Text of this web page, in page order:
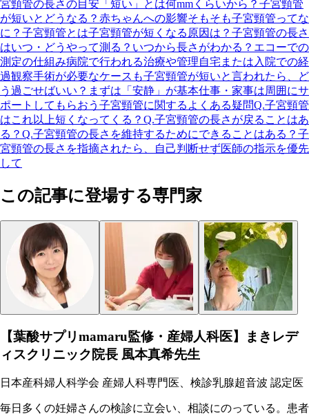
宮頸管の長さの目安 「短い」とは何mmくらいから？ 子宮頸管
が短いとどうなる？赤ちゃんへの影響そもそも子宮頸管ってな
に？ 子宮頸管とは子宮頸管が短くなる原因は？ 子宮頸管の長さ
はいつ・どうやって測る？ いつから長さがわかる？ エコーでの
測定の仕組み病院で行われる治療や管理自宅または入院での経
過観察手術が必要なケースも子宮頸管が短いと言われたら、ど
う過ごせばいい？ まずは「安静」が基本仕事・家事は周囲にサ
ポートしてもらおう 子宮頸管に関するよくある疑問Q.子宮頸管
はこれ以上短くなってくる？ Q.子宮頸管の長さが戻ることはあ
る？ Q.子宮頸管の長さを維持するためにできることはある？ 子
宮頸管の長さを指摘されたら、自己判断せず医師の指示を優先
して
この記事に登場する専門家
【葉酸サプリmamaru監修・産婦人科医】まきレデ
ィスクリニック院長 風本真希先生
日本産科婦人科学会 産婦人科専門医、検診乳腺超音波 認定医
毎日多くの妊婦さんの検診に立会い、相談にのっている。患者